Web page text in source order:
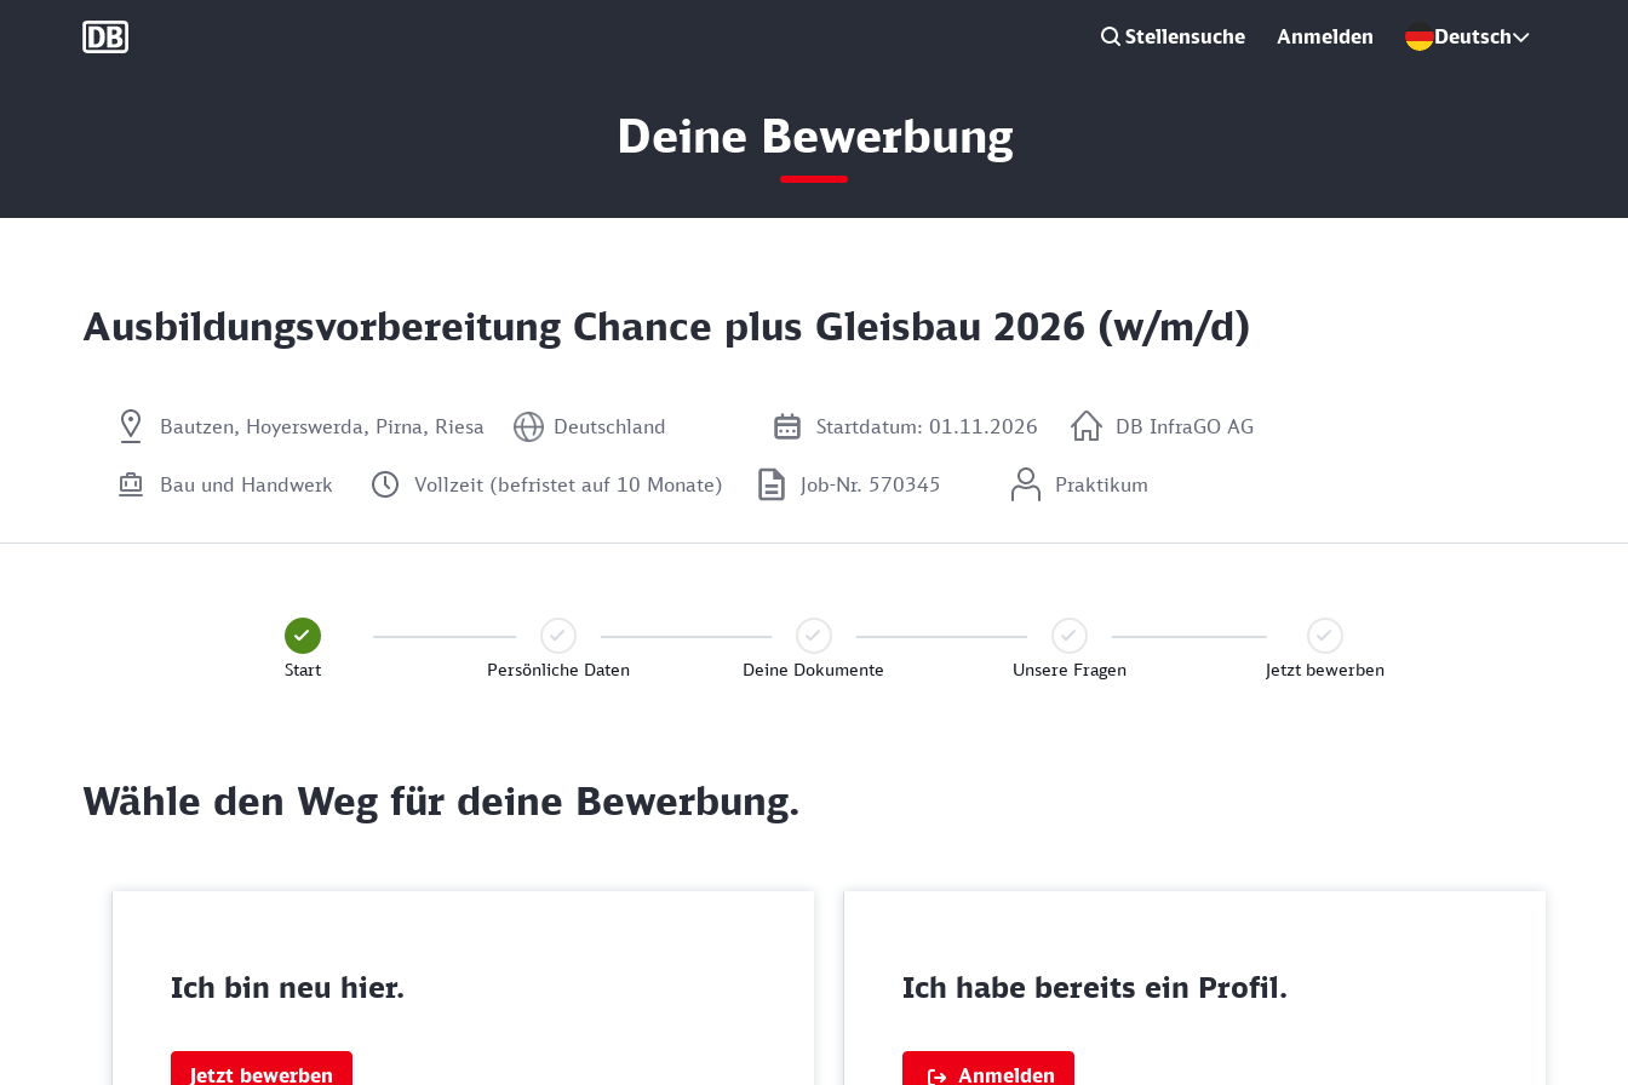
DB Group Stellensuche Anmelden Deutsch
Deine Bewerbung
Ausbildungsvorbereitung Chance plus Gleisbau 2026 (w/m/d)
Bautzen, Hoyerswerda, Pirna, Riesa Deutschland Startdatum: 01.11.2026 DB InfraGO AG
Bau und Handwerk Vollzeit (befristet auf 10 Monate) Job-Nr. 570345 Praktikum
Start Persönliche Daten Deine Dokumente Unsere Fragen Jetzt bewerben
Wähle den Weg für deine Bewerbung.
Ich bin neu hier.
Jetzt bewerben
Ich habe bereits ein Profil.
Anmelden